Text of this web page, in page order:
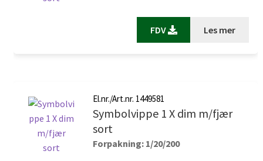
FDV Les mer
El.nr./Art.nr. 1449581
Symbolvippe 1 X dim m/fjær
sort
Forpakning: 1/20/200